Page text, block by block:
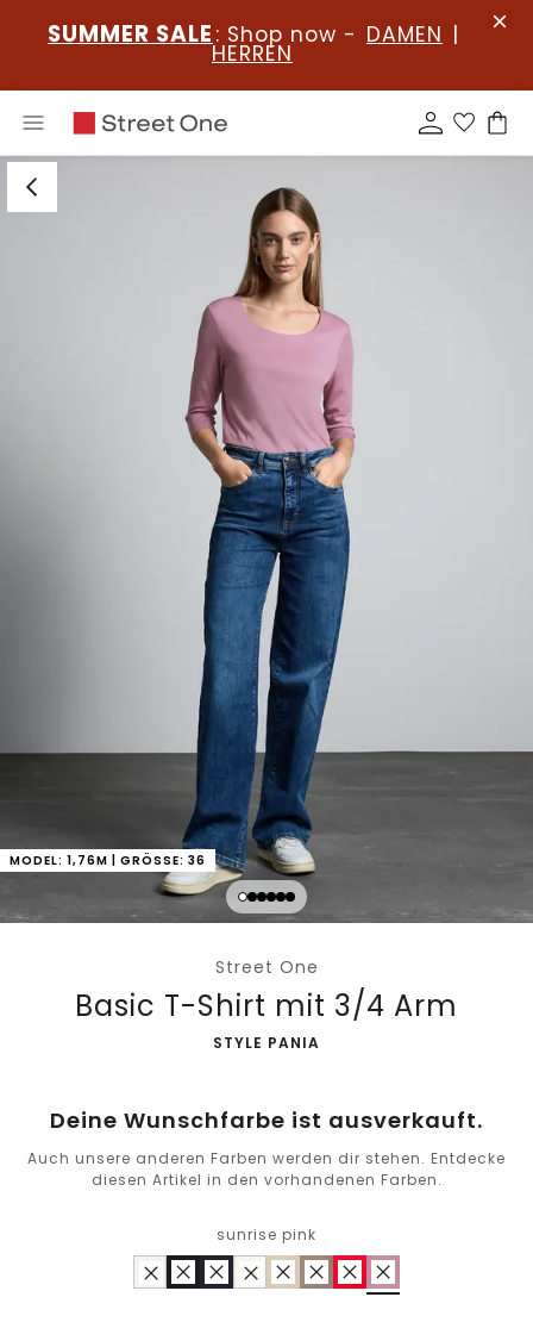
SUMMER SALE : Shop now - DAMEN |
HERREN
MODEL: 1,76M | GRÖSSE: 36
Street One
Basic T-Shirt mit 3/4 Arm
-
STYLE PANIA
Deine Wunschfarbe ist ausverkauft.
Auch unsere anderen Farben werden dir stehen. Entdecke
diesen Artikel in den vorhandenen Farben.
sunrise pink